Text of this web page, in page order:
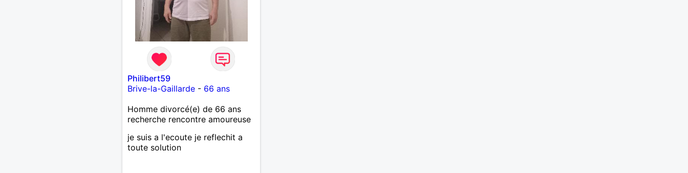
Philibert59
Brive-la-Gaillarde- 66 ans
Homme divorcé(e) de 66 ans
recherche rencontre amoureuse
je suis a l'ecoute je reflechit a
toute solution